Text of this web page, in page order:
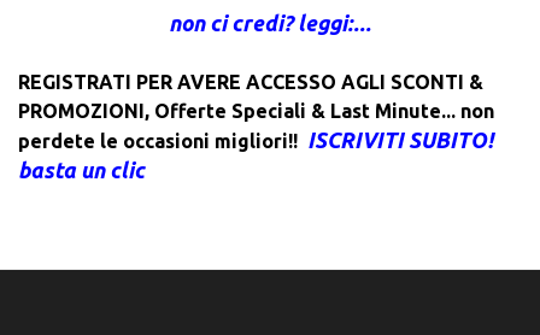
non ci credi? leggi:...
REGISTRATI PER AVERE ACCESSO AGLI SCONTI &
PROMOZIONI, Offerte Speciali & Last Minute... non
perdete le occasioni migliori!! ISCRIVITI SUBITO!
basta un clic